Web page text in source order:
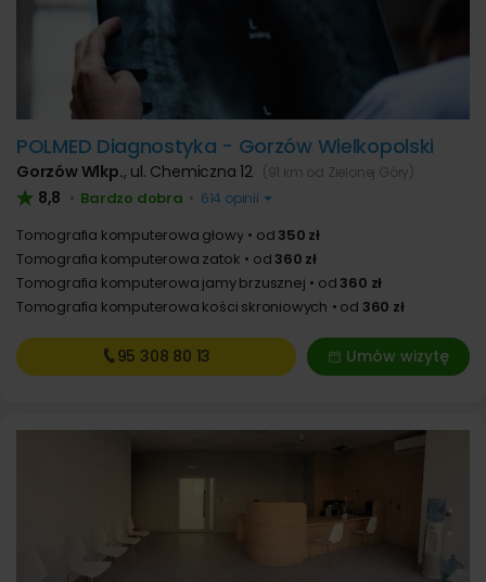
POLMED Diagnostyka - Gorzów Wielkopolski
Gorzów Wlkp., ul. Chemiczna 12 (91 km od Zielonej Góry)
8,8 • Bardzo dobra • 614 opinii
Tomografia komputerowa głowy od 350 zł
Tomografia komputerowa zatok
od 360 zł
Tomografia komputerowa jamy brzusznej
od 360 zł
Tomografia komputerowa kości skroniowych
od 360 zł
Umów wizytę
95 308 80 13